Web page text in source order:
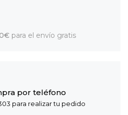
para el envío gratis
por teléfono
para realizar tu pedido